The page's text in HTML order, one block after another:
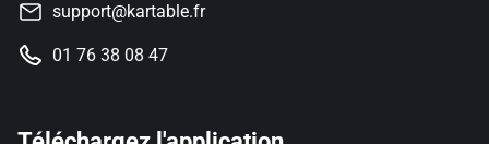
support@kartable.fr
01 76 38 08 47